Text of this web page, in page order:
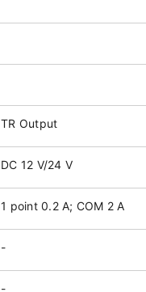
TR Output
DC 12 V/24 V
1 point 0.2 A; COM 2 A
-
-